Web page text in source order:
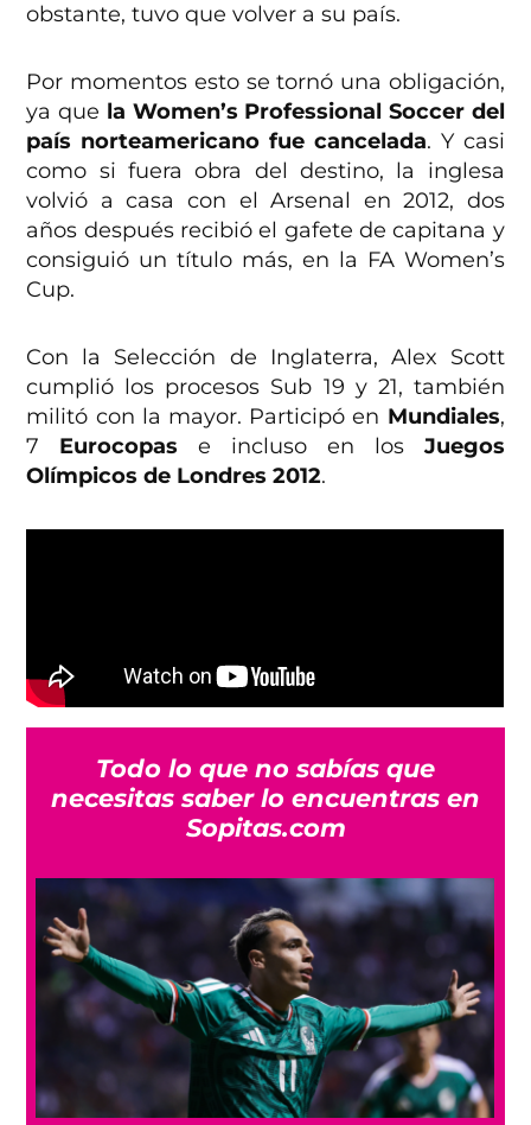
obstante, tuvo que volver a su país.
Por momentos esto se tornó una obligación,
ya que la Women’s Professional Soccer del
país norteamericano fue cancelada. Y casi
como si fuera obra del destino, la inglesa
volvió a casa con el Arsenal en 2012, dos
años después recibió el gafete de capitana y
consiguió un título más, en la FA Women’s
Cup.
Con la Selección de Inglaterra, Alex Scott
cumplió los procesos Sub 19 y 21, también
militó con la mayor. Participó en Mundiales,
7 Eurocopas e incluso en los Juegos
Olímpicos de Londres 2012.
Todo lo que no sabías que
necesitas saber lo encuentras en
Sopitas.com